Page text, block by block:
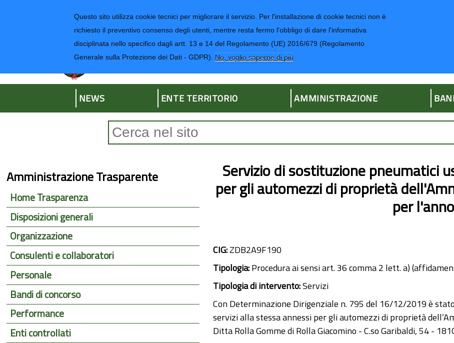
Questo sito utilizza cookie tecnici per migliorare il servizio. Per l'installazione di cookie tecnici non è
richiesto il preventivo consenso degli utenti, mentre resta fermo l'obbligo di dare l'informativa
disciplinata nello specifico dagli artt. 13 e 14 del Regolamento (UE) 2016/679 (Regolamento
Generale sulla Protezione dei Dati - GDPR). No, voglio saperne di più
Regione Liguria
Provincia di Imperia
NEWS ENTE TERRITORIO AMMINISTRAZIONE
Servizio di sostituzione pneumatici
per gli automezzi di proprietà
per
CIG:ZDB2A9F190
Tipologia:Procedura ai sensi art. 36 comma 2 lett. a)
Tipologia di intervento:Servizi
Con Determinazione Dirigenziale n. 795 del 16/12/2019 è
servizi alla stessa annessi per gli automezzi di proprietà
Ditta Rolla Gomme di Rolla Giacomino - C.so Garibaldi, 54 -
Amministrazione Trasparente
Home Trasparenza
Disposizioni generali
Organizzazione
Consulenti e collaboratori
Personale
Bandi di concorso
Performance
Enti controllati